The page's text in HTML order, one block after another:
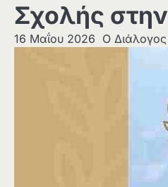
Σχολής
16 Μαΐου 2026 Ο Διάλογος